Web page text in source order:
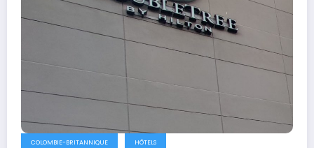
COLOMBIE-BRITANNIQUE HÔTELS